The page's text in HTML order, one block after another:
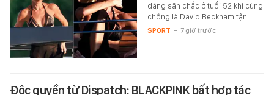
dáng săn chắc ở tuổi 52 khi cùng
chồng là David Beckham tận…
SPORT - 7 giờ trước
Độc quyền từ Dispatch: BLACKPINK bất hợp tác